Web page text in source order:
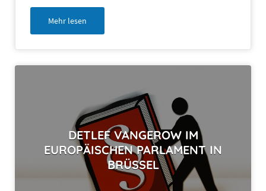
Mehr lesen
DETLEF VANGEROW IM
EUROPÄISCHEN PARLAMENT IN
BRÜSSEL